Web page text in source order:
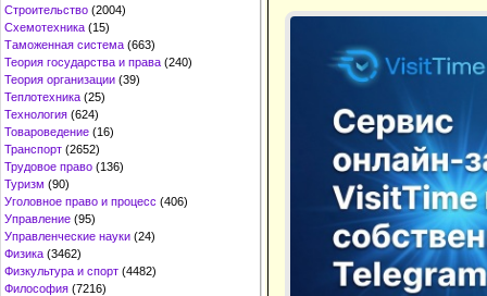
Строительство (2004)
Схемотехника (15)
Таможенная система (663)
Теория государства и права (240)
Теория организации (39)
Теплотехника (25)
Технология (624)
Товароведение (16)
Транспорт (2652)
Трудовое право (136)
Туризм (90)
Уголовное право и процесс (406)
Управление (95)
Управленческие науки (24)
Физика (3462)
Физкультура и спорт (4482)
Философия (7216)